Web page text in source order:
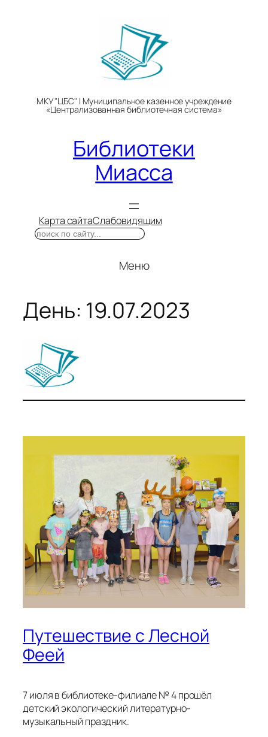
МКУ "ЦБС" | Муниципальное казенное учреждение
«Централизованная библиотечная система»
Библиотеки
Миасса
Карта сайтаСлабовидящим
Поиск
Меню
День: 19.07.2023
Путешествие с Лесной
Феей
7 июля в библиотеке-филиале № 4 прошёл
детский экологический литературно-
музыкальный праздник.